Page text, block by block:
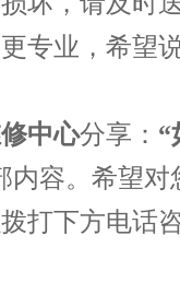
专业，希望
中心分享： “
内容。希望对
打下方电话